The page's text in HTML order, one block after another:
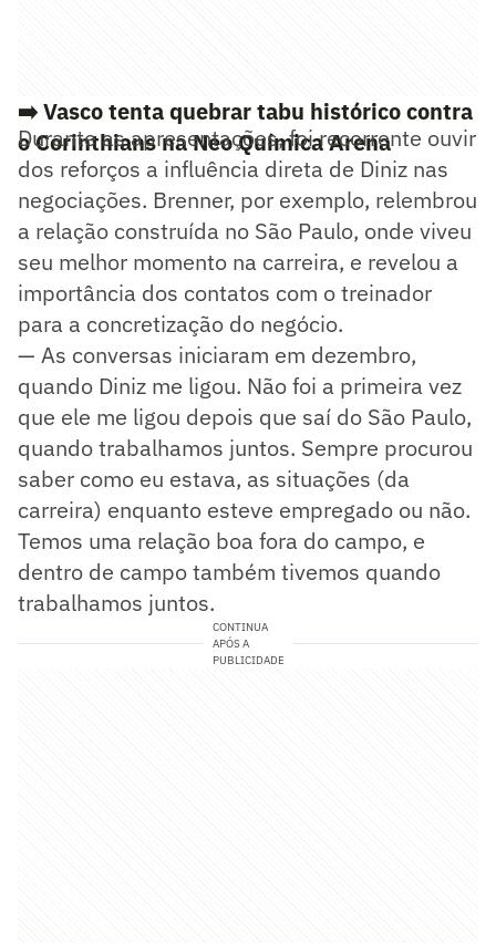
➡️Vasco tenta quebrar tabu histórico contra
o Corinthians na Neo Química Arena
Durante as apresentações, foi recorrente ouvir
dos reforços a influência direta de Diniz nas
negociações. Brenner, por exemplo, relembrou
a relação construída no São Paulo, onde viveu
seu melhor momento na carreira, e revelou a
importância dos contatos com o treinador
para a concretização do negócio.
— As conversas iniciaram em dezembro,
quando Diniz me ligou. Não foi a primeira vez
que ele me ligou depois que saí do São Paulo,
quando trabalhamos juntos. Sempre procurou
saber como eu estava, as situações (da
carreira) enquanto esteve empregado ou não.
Temos uma relação boa fora do campo, e
dentro de campo também tivemos quando
trabalhamos juntos.
CONTINUA
APÓS A
PUBLICIDADE